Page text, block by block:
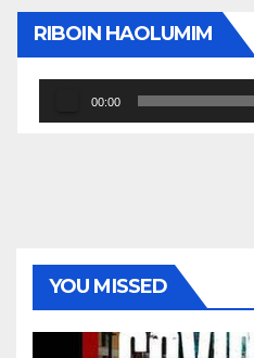
RIBOIN HAOLUMIM
Reproductor
de
00:00
YOU MISSED